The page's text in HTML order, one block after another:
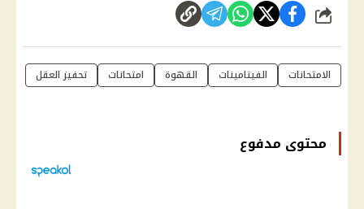
شارك
الامتحانات الفيتامينات القهوة امتحانات تحفيز العقل
محتوى مدفوع